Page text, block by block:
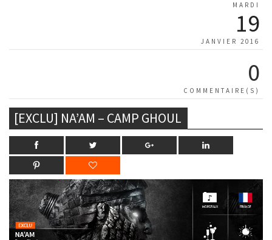
MARDI
19
JANVIER 2016
0
COMMENTAIRE(S)
[EXCLU] NA’AM – CAMP GHOUL